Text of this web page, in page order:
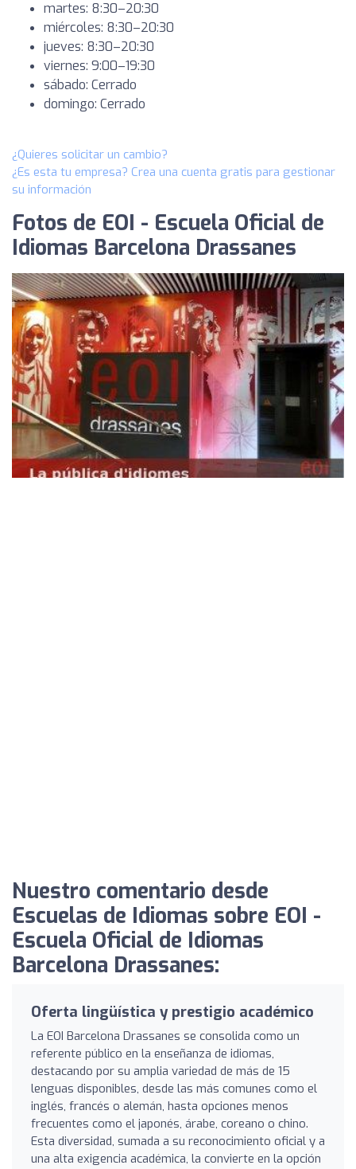
martes: 8:30–20:30
miércoles: 8:30–20:30
jueves: 8:30–20:30
viernes: 9:00–19:30
sábado: Cerrado
domingo: Cerrado
¿Quieres solicitar un cambio?
¿Es esta tu empresa? Crea una cuenta gratis para gestionar
su información
Fotos de EOI - Escuela Oficial de
Idiomas Barcelona Drassanes
Nuestro comentario desde
Escuelas de Idiomas sobre EOI -
Escuela Oficial de Idiomas
Barcelona Drassanes:
Oferta lingüística y prestigio académico
La EOI Barcelona Drassanes se consolida como un
referente público en la enseñanza de idiomas,
destacando por su amplia variedad de más de 15
lenguas disponibles, desde las más comunes como el
inglés, francés o alemán, hasta opciones menos
frecuentes como el japonés, árabe, coreano o chino.
Esta diversidad, sumada a su reconocimiento oficial y a
una alta exigencia académica, la convierte en la opción